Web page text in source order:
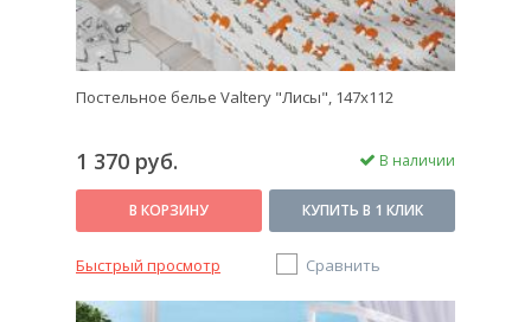
Постельное белье Valtery "Лисы", 147х112
1 370 руб. В наличии
В КОРЗИНУ КУПИТЬ В 1 КЛИК
Быстрый просмотр Сравнить